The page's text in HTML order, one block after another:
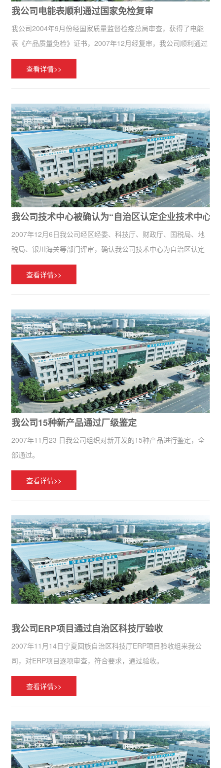
我公司电能表顺利通过国家免检复审
我公司2004年9月份经国家质量监督检疫总局审查，获得了电能
表《产品质量免检》证书，2007年12月经复审，我公司顺利通过
审查，再次获得《产品质量免检》证书。
查看详情>>
我公司技术中心被确认为“自治区认定企业技术中心”
2007年12月6日我公司经区经委、科技厅、财政厅、国税局、地
税局、银川海关等部门评审，确认我公司技术中心为自治区认定
企业技术中心。
查看详情>>
我公司15种新产品通过厂级鉴定
2007年11月23 日我公司组织对新开发的15种产品进行鉴定，全
部通过。
查看详情>>
我公司ERP项目通过自治区科技厅验收
2007年11月14日宁夏回族自治区科技厅ERP项目验收组来我公
司，对ERP项目逐项审查，符合要求，通过验收。
查看详情>>